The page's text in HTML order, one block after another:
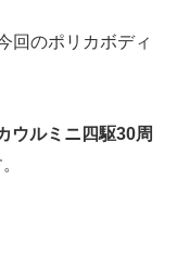
回のポリカボディ
ウルミニ四駆30周